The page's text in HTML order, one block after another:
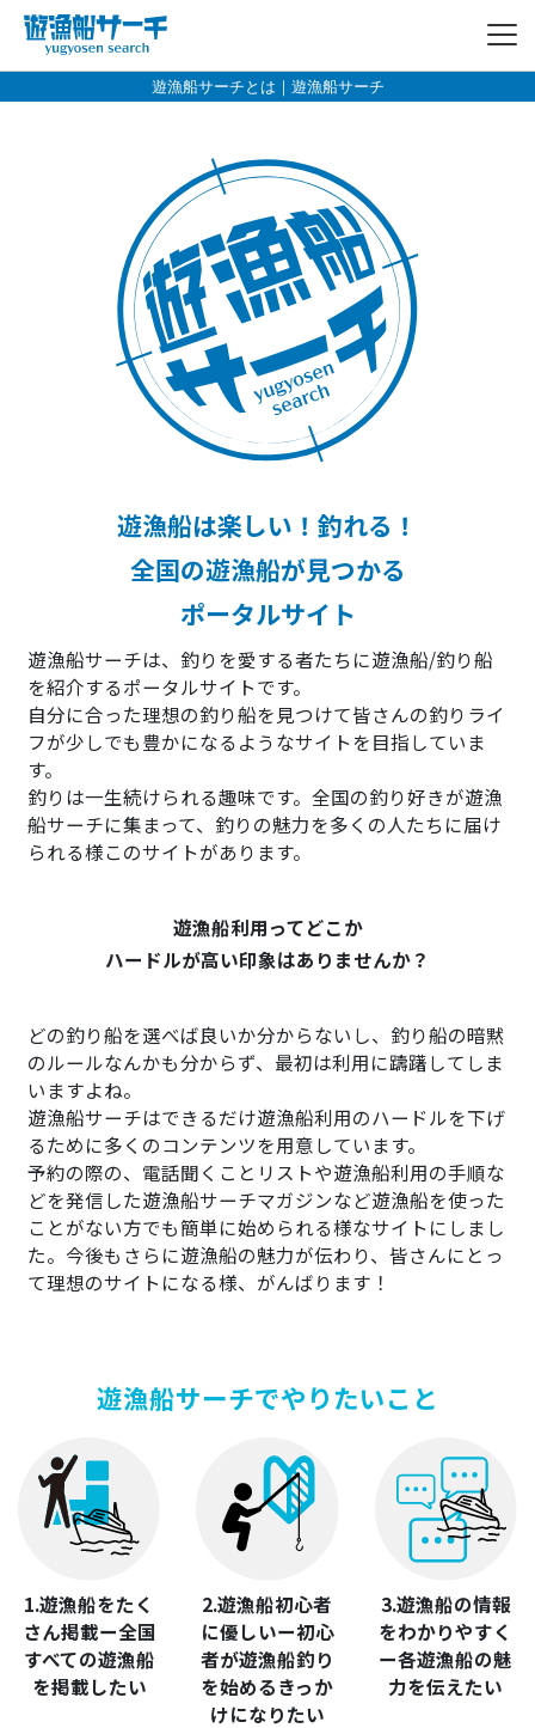
遊漁船サーチとは｜遊漁船サーチ
遊漁船は楽しい！釣れる！
全国の遊漁船が見つかる
ポータルサイト
遊漁船サーチは、釣りを愛する者たちに遊漁船/釣り船
を紹介するポータルサイトです。
自分に合った理想の釣り船を見つけて皆さんの釣りライ
フが少しでも豊かになるようなサイトを目指していま
す。
釣りは一生続けられる趣味です。全国の釣り好きが遊漁
船サーチに集まって、釣りの魅力を多くの人たちに届け
られる様このサイトがあります。
遊漁船利用ってどこか
ハードルが高い印象はありませんか？
どの釣り船を選べば良いか分からないし、釣り船の暗黙
のルールなんかも分からず、最初は利用に躊躇してしま
いますよね。
遊漁船サーチはできるだけ遊漁船利用のハードルを下げ
るために多くのコンテンツを用意しています。
予約の際の、電話聞くことリストや遊漁船利用の手順な
どを発信した遊漁船サーチマガジンなど遊漁船を使った
ことがない方でも簡単に始められる様なサイトにしまし
た。今後もさらに遊漁船の魅力が伝わり、皆さんにとっ
て理想のサイトになる様、がんばります！
遊漁船サーチでやりたいこと
1.遊漁船をたく
さん掲載ー全国
すべての遊漁船
を掲載したい
2.遊漁船初心者
に優しいー初心
者が遊漁船釣り
を始めるきっか
けになりたい
3.遊漁船の情報
をわかりやすく
ー各遊漁船の魅
力を伝えたい